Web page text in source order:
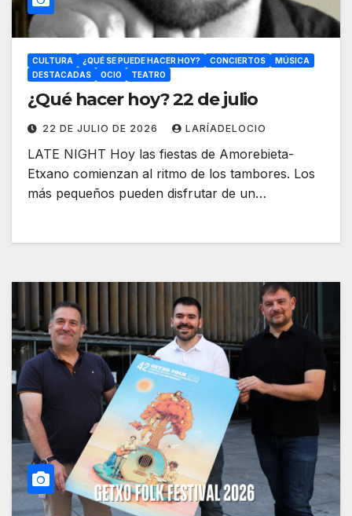
CULTURA ¿QUÉ SE PUEDE HACER HOY? CONCIERTOS
MÚSICA
DESTACADAS
OCIO TEATRO
¿Qué hacer hoy? 22 de julio
22 DE JULIO DE 2026 LARÍADELOCIO
LATE NIGHT Hoy las fiestas de Amorebieta-
Etxano comienzan al ritmo de los tambores. Los
más pequeños pueden disfrutar de un…